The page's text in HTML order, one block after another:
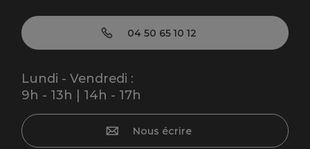
04 50 65 10 12
Lundi - Vendredi :
9h - 13h | 14h - 17h
Nous écrire